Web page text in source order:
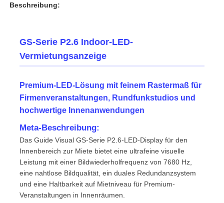
Zu Hause
Produkte
Beschreibung:
GS-Serie P2.6 Indoor-LED-
Vermietungsanzeige
Premium-LED-Lösung mit feinem Rastermaß für
Firmenveranstaltungen, Rundfunkstudios und
hochwertige Innenanwendungen
Meta-Beschreibung:
Das Guide Visual GS-Serie P2.6-LED-Display für den
Innenbereich zur Miete bietet eine ultrafeine visuelle
Leistung mit einer Bildwiederholfrequenz von 7680 Hz,
eine nahtlose Bildqualität, ein duales Redundanzsystem
und eine Haltbarkeit auf Mietniveau für Premium-
Veranstaltungen in Innenräumen.